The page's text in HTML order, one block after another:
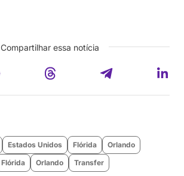
Compartilhar essa notícia
Estados Unidos Flórida
Orlando
Flórida Orlando Transfer